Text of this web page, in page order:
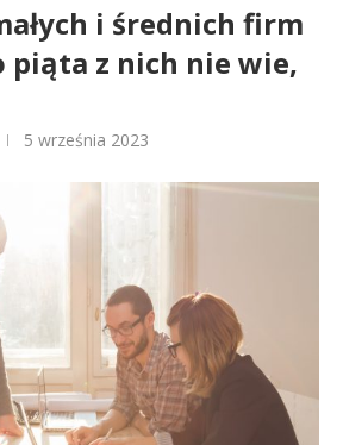
i średnich firm
piąta z nich nie wie,
5 września 2023